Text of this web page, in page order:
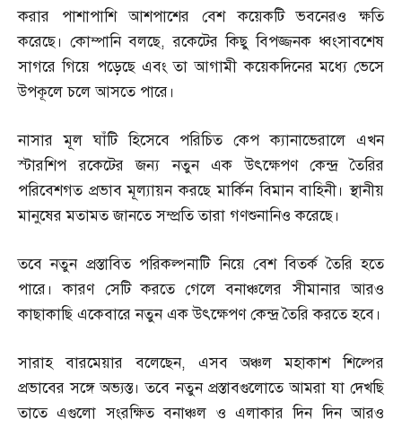
করার পাশাপাশি আশপাশের বেশ কয়েকটি ভবনেরও ক্ষতি
করেছে। কোম্পানি বলছে,রকেটের কিছু বিপজ্জনক ধ্বংসাবশেষ
সাগরে গিয়ে পড়েছে এবং তা আগামী কয়েকদিনের মধ্যে ভেসে
উপকূলে চলে আসতে পারে।
নাসার মূল ঘাঁটি হিসেবে পরিচিত কেপ ক্যানাভেরালে এখন
স্টারশিপ রকেটের জন্য নতুন এক উৎক্ষেপণ কেন্দ্র তৈরির
পরিবেশগত প্রভাব মূল্যায়ন করছে মার্কিন বিমান বাহিনী। স্থানীয়
মানুষের মতামত জানতে সম্প্রতি তারা গণশুনানিও করেছে।
তবে নতুন প্রস্তাবিত পরিকল্পনাটি নিয়ে বেশ বিতর্ক তৈরি হতে
পারে। কারণ সেটি করতে গেলে বনাঞ্চলের সীমানার আরও
কাছাকাছি একেবারে নতুন এক উৎক্ষেপণ কেন্দ্র তৈরি করতে হবে।
সারাহ বারমেয়ার বলেছেন, এসব অঞ্চল মহাকাশ শিল্পের
প্রভাবের সঙ্গে অভ্যস্ত। তবে নতুন প্রস্তাবগুলোতে আমরা যা দেখছি
তাতে এগুলো সংরক্ষিত বনাঞ্চল ও এলাকার দিন দিন আরও